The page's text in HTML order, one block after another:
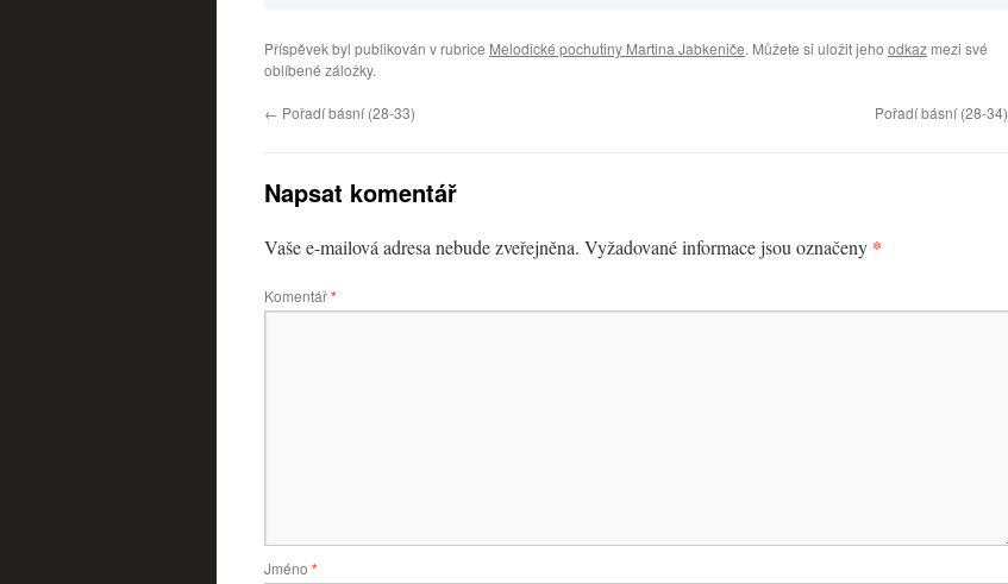
Příspěvek byl publikován v rubrice Melodické pochutiny Martina Jabkeniče. Můžete si uložit jeho odkaz mezi své
oblíbené záložky.
← Pořadí básní (28-33) Pořadí básní (28-34)
Napsat komentář
Vaše e-mailová adresa nebude zveřejněna. Vyžadované informace jsou označeny *
Komentář*
Jméno *